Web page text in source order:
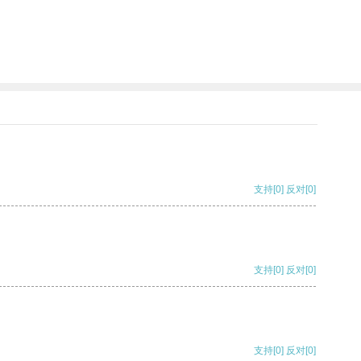
支持[0] 反对[0]
支持[0] 反对[0]
支持[0] 反对[0]